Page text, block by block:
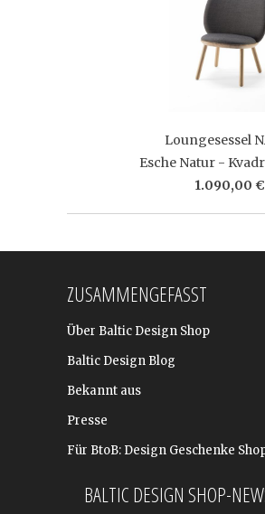
Loungesessel
Esche Natur -
1.090,00 €
ZUSAMMENGEFASST
Über Baltic Design Shop
Baltic Design Blog
Bekannt aus
Presse
Für BtoB: Design Geschenke
BALTIC DESIGN SHOP-